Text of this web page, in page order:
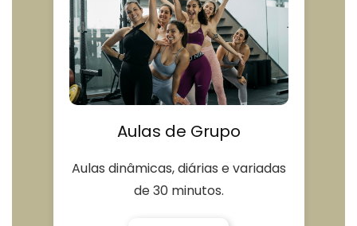
Aulas de Grupo
Aulas dinâmicas, diárias e variadas
de 30 minutos.